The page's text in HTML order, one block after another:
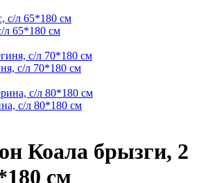
л 65*180 см
с/л 70*180 см
с/л 80*180 см
Коала брызги, 2
см